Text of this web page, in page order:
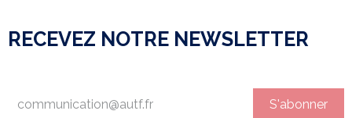
RECEVEZ NOTRE NEWSLETTER
S'abonner